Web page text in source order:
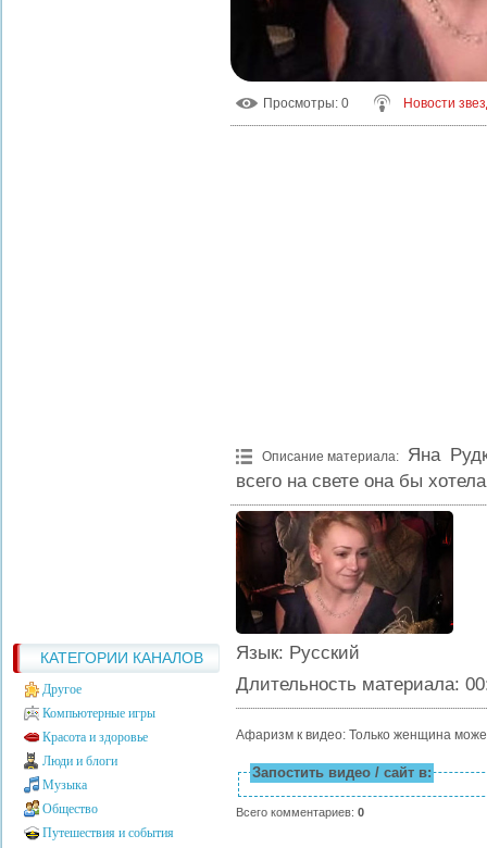
КАТЕГОРИИ КАНАЛОВ
Другое
Компьютерные игры
Красота и здоровье
Люди и блоги
Музыка
Общество
Путешествия и события
Просмотры: 0 Новости
Описание материала:
Яна
всего на свете она бы
Язык: Русский
Длительность материала:
Афаризм к видео: Только женщина
Запостить видео / сайт в:
Всего комментариев: 0